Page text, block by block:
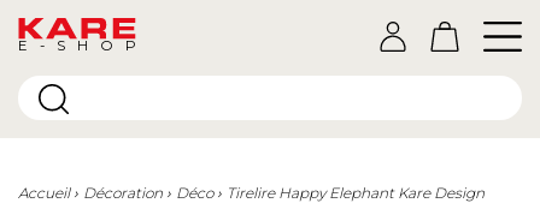
E-SHOP
Accueil Décoration Déco Tirelire Happy Elephant Kare Design